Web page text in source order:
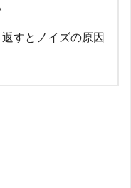
すとノイズの原因